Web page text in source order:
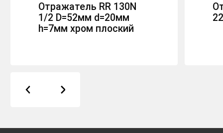
Отражатель RR 130N
1/2 D=52мм d=20мм
h=7мм хром плоский